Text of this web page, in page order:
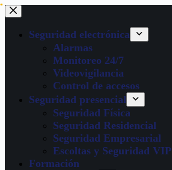
Seguridad electrónica
Alarmas
Monitoreo 24/7
Videovigilancia
Control de accesos
Seguridad presencial
Seguridad Física
Seguridad Residencial
Seguridad Empresarial
Escoltas y Seguridad VIP
Formación